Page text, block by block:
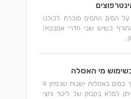
המים החמים מוכרת לכולנו
כשיש שני חדרי אמבטיה
מי האסלה
כדי לחסוך במים באסלות ישנות שנפחן 9
למלא בקבוק של ליטר וחצי